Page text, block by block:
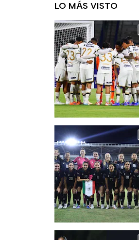
LO MÁS VISTO